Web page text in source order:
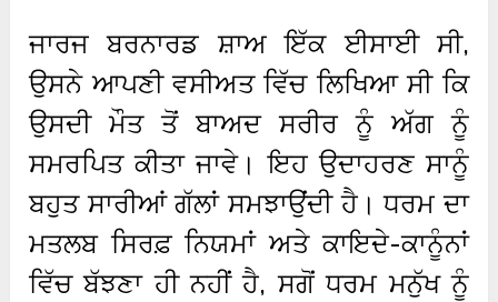
ਜਾਰਜ ਬਰਨਾਰਡ ਸ਼ਾਅ ਇੱਕ ਈਸਾਈ ਸੀ,
ਉਸਨੇ ਆਪਣੀ ਵਸੀਅਤ ਵਿੱਚ ਲਿਖਿਆ ਸੀ ਕਿ
ਉਸਦੀ ਮੌਤ ਤੋਂ ਬਾਅਦ ਸਰੀਰ ਨੂੰ ਅੱਗ ਨੂੰ
ਸਮਰਪਿਤ ਕੀਤਾ ਜਾਵੇ। ਇਹ ਉਦਾਹਰਣ ਸਾਨੂੰ
ਬਹੁਤ ਸਾਰੀਆਂ ਗੱਲਾਂ ਸਮਝਾਉਂਦੀ ਹੈ। ਧਰਮ ਦਾ
ਮਤਲਬ ਸਿਰਫ਼ ਨਿਯਮਾਂ ਅਤੇ ਕਾਇਦੇ-ਕਾਨੂੰਨਾਂ
ਵਿੱਚ ਬੱਝਣਾ ਹੀ ਨਹੀਂ ਹੈ, ਸਗੋਂ ਧਰਮ ਮਨੁੱਖ ਨੂੰ